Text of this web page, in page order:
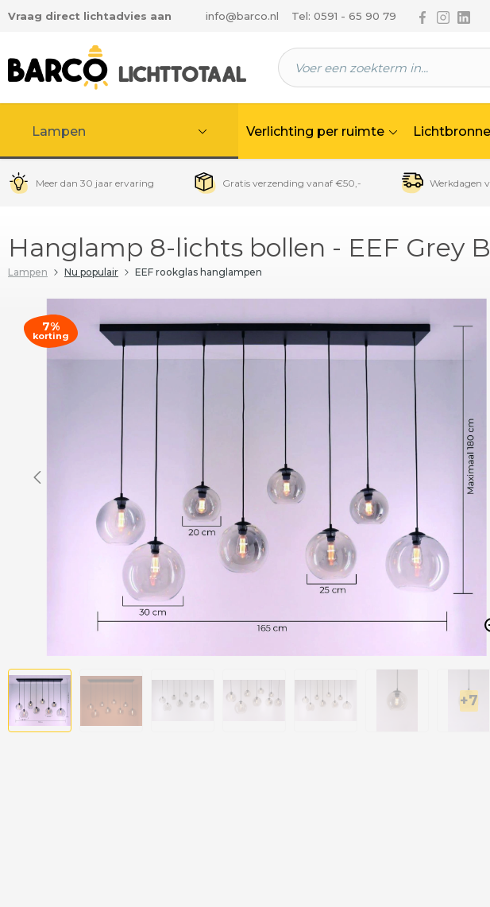
hoofdinhoud
Vraag direct lichtadvies aan info@barco.nl Tel: 0591 - 65 90 79 Volg ons
VolgVolg
Lampen Verlichting per ruimte
Meer dan 30 jaar ervaring Gratis verzending vanaf €50,- Werkdagen
Hanglamp 8-lichts bollen - EEF Grey
Lampen Nu populair EEF rookglas hanglampen
7%
korting